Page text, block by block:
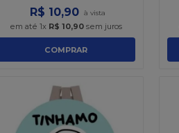
R$ 10,90
em até 1x R$ 10,90 sem juros
COMPRAR